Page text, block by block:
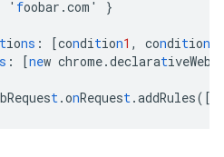
' foobar.com'
}
tions : [condition1 , condition
: [new chrome.declarat
t .onRequest .addRules( [